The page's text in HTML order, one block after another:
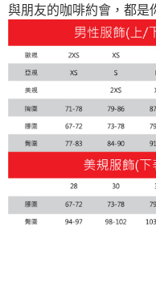
與朋友的咖啡約會，都是